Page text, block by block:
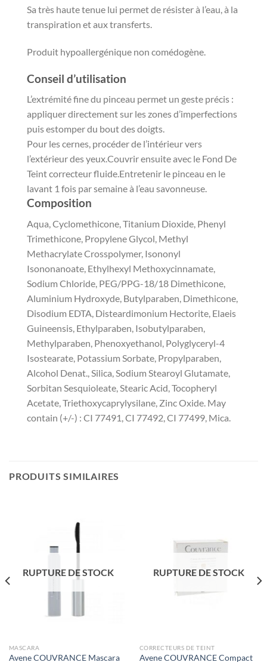
Sa très haute tenue lui permet de résister à l’eau, à la
transpiration et aux transferts.
Produit hypoallergénique non comédogène.
Conseil d’utilisation
L’extrémité fine du pinceau permet un geste précis :
appliquer directement sur les zones d’imperfections
puis estomper du bout des doigts.
Pour les cernes, procéder de l’intérieur vers
l’extérieur des yeux.Couvrir ensuite avec le Fond De
Teint correcteur fluide.Entretenir le pinceau en le
lavant 1 fois par semaine à l’eau savonneuse.
Composition
Aqua, Cyclomethicone, Titanium Dioxide, Phenyl
Trimethicone, Propylene Glycol, Methyl
Methacrylate Crosspolymer, Isononyl
Isononanoate, Ethylhexyl Methoxycinnamate,
Sodium Chloride, PEG/PPG-18/18 Dimethicone,
Aluminium Hydroxyde, Butylparaben, Dimethicone,
Disodium EDTA, Disteardimonium Hectorite, Elaeis
Guineensis, Ethylparaben, Isobutylparaben,
Methylparaben, Phenoxyethanol, Polyglyceryl-4
Isostearate, Potassium Sorbate, Propylparaben,
Alcohol Denat., Silica, Sodium Stearoyl Glutamate,
Sorbitan Sesquioleate, Stearic Acid, Tocopheryl
Acetate, Triethoxycaprylysilane, Zinc Oxide. May
contain (+/-) : CI 77491, CI 77492, CI 77499, Mica.
PRODUITS SIMILAIRES
RUPTURE DE STOCK
MASCARA
Avene COUVRANCE Mascara
RUPTURE DE STOCK
CORRECTEURS DE TEINT
Avene COUVRANCE Compact